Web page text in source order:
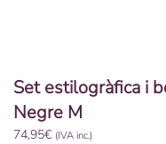
Set estilogràfica i
Negre M
74,95€ (IVA inc.)